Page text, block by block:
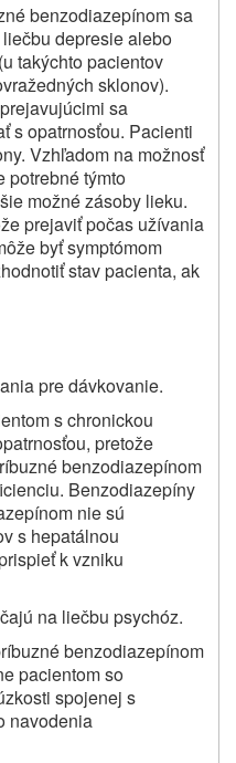
benzodiazepínom sa
depresie alebo
takýchto pacientov
sklonov).
sa
s opatrnosťou. Pacienti
Vzhľadom na možnosť
potrebné týmto
možné zásoby lieku.
prejaviť počas užívania
byť symptómom
stav pacienta, ak
pre dávkovanie.
s chronickou
pretože
benzodiazepínom
Benzodiazepíny
nie sú
s hepatálnou
k vzniku
na liečbu psychóz.
benzodiazepínom
pacientom so
spojenej s
navodenia